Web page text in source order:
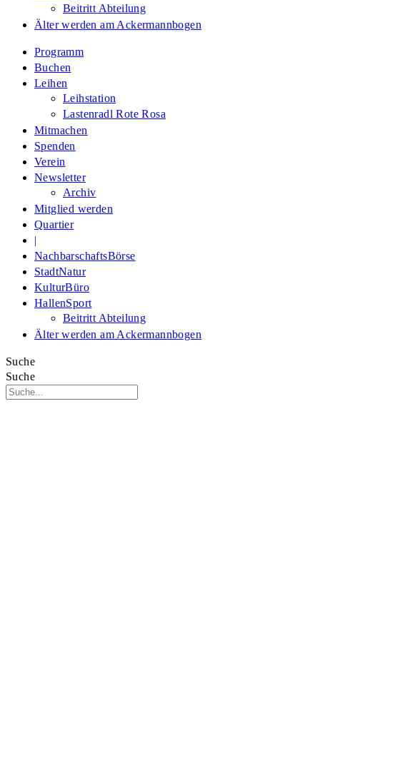
Beitritt Abteilung
Älter werden am Ackermannbogen
Programm
Buchen
Leihen
Leihstation
Lastenradl Rote Rosa
Mitmachen
Spenden
Verein
Newsletter
Archiv
Mitglied werden
Quartier
|
NachbarschaftsBörse
StadtNatur
KulturBüro
HallenSport
Beitritt Abteilung
Älter werden am Ackermannbogen
Suche
Suche